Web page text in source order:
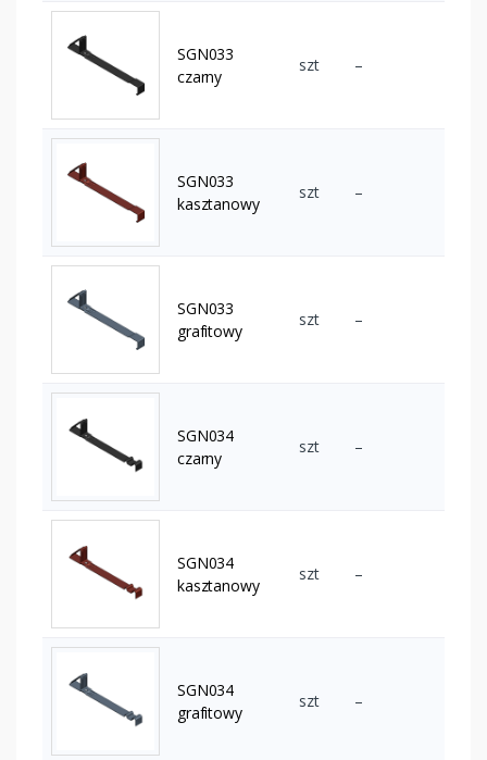
SGN033
czarny
szt –
SGN033
kasztanowy
szt –
SGN033
grafitowy
szt –
SGN034
czarny
szt –
SGN034
kasztanowy
szt –
SGN034
grafitowy
szt –